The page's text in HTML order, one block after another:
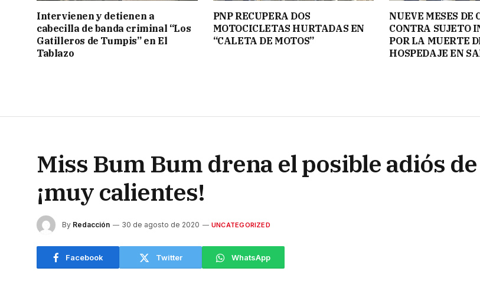
Intervienen y detienen a
cabecilla de banda criminal “Los
Gatilleros de Tumpis” en El
Tablazo
PNP RECUPERA DOS
MOTOCICLETAS HURTADAS EN
“CALETA DE MOTOS”
NUEVE MESES DE
CONTRA SUJETO
POR LA MUERTE
HOSPEDAJE EN
Miss Bum Bum drena el posible adiós
¡muy calientes!
By Redacción 30 de agosto de 2020 UNCATEGORIZED
Facebook Twitter WhatsApp